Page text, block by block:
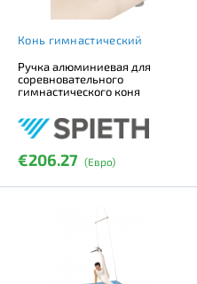
Конь гимнастический
Ручка алюминиевая для
соревновательного
гимнастического коня
€206.27 (Евро)